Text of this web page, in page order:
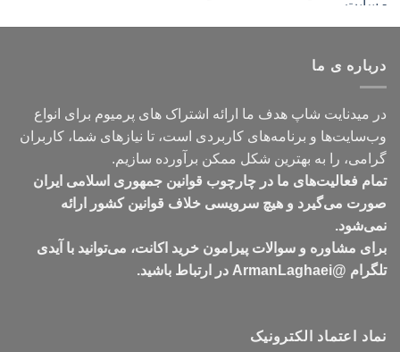
تومان399,000
درباره ی ما
در میدنایت شاپ هدف ما ارائه اشتراک های پرمیوم برای انواع
وب‌سایت‌ها و برنامه‌های کاربردی است، تا نیازهای شما، کاربران
گرامی، را به بهترین شکل ممکن برآورده سازیم.
تمام فعالیت‌های ما در چارچوب قوانین جمهوری اسلامی ایران
صورت می‌گیرد و هیچ سرویسی خلاف قوانین کشور ارائه
نمی‌شود.
برای مشاوره و سوالات پیرامون خرید اکانت، می‌توانید با آیدی
تلگرام @ArmanLaghaei در ارتباط باشید.
نماد اعتماد الکترونیک